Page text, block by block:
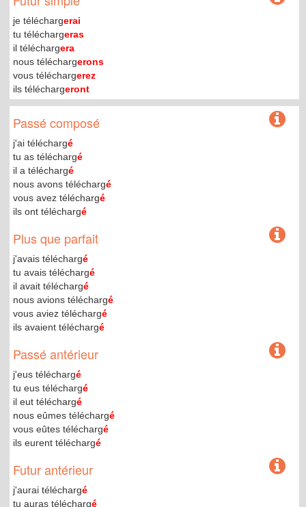
je téléchargerai
tu téléchargeras
il téléchargera
nous téléchargerons
vous téléchargerez
ils téléchargeront
Passé composé
j'ai téléchargé
tu as téléchargé
il a téléchargé
nous avons téléchargé
vous avez téléchargé
ils ont téléchargé
Plus que parfait
j'avais téléchargé
tu avais téléchargé
il avait téléchargé
nous avions téléchargé
vous aviez téléchargé
ils avaient téléchargé
Passé antérieur
j'eus téléchargé
tu eus téléchargé
il eut téléchargé
nous eûmes téléchargé
vous eûtes téléchargé
ils eurent téléchargé
Futur antérieur
j'aurai téléchargé
tu auras téléchargé